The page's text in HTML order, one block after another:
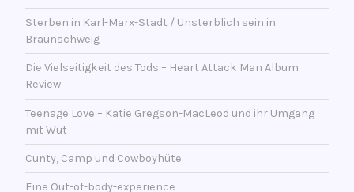
a
m
2
.
J
a
n
u
l
a
g
w
o
r
e
t
m
Sterben in Karl-Marx-Stadt / Unsterblich sein in
Braunschweig
Die Vielseitigkeit des Tods – Heart Attack Man Album
Review
Teenage Love – Katie Gregson-MacLeod und ihr Umgang
mit Wut
Cunty, Camp und Cowboyhüte
Eine Out-of-body-experience